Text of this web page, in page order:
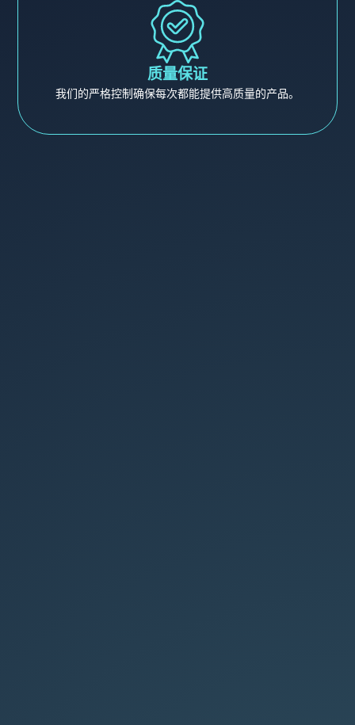
质量保证
我们的严格控制确保每次都能提供高质量的产品。